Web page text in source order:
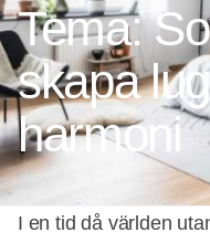
Tema:
skapa
harmoni
I en tid då världen